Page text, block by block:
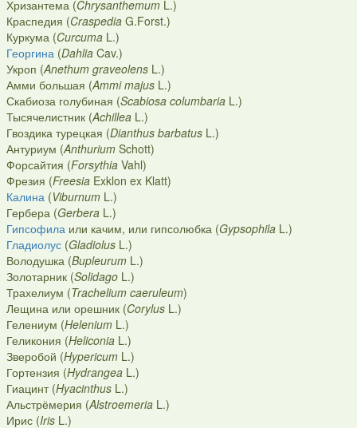
Хризантема (ChrysanthemumL.)
Краспедия (CraspediaG.Forst.)
Куркума (CurcumaL.)
Георгина(DahliaCav.)
Укроп (Anethum graveolensL.)
Амми большая (Ammi majusL.)
Скабиоза голубиная (Scabiosa columbariaL.)
Тысячелистник (AchilleaL.)
Гвоздика турецкая (Dianthus barbatusL.)
Антуриум (AnthuriumSchott)
Форсайтия (ForsythiaVahl)
Фрезия (FreesiaExklon ex Klatt)
Калина(ViburnumL.)
Гербера (GerberaL.)
Гипсофилаили качим, или гипсолюбка (GypsophilaL.)
Гладиолус(GladiolusL.)
Володушка (BupleurumL.)
Золотарник (SolidagoL.)
Трахелиум (Trachelium caeruleum)
Лещина или орешник (CorylusL.)
Гелениум (HeleniumL.)
Геликония (HeliconiaL.)
Зверобой (HypericumL.)
Гортензия (HydrangeaL.)
Гиацинт (HyacinthusL.)
Альстрёмерия (AlstroemeriaL.)
Ирис (IrisL.)